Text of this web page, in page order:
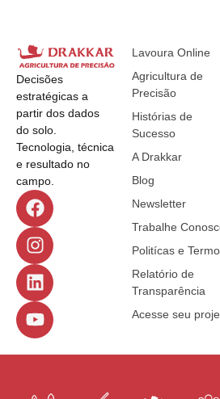
Decisões
estratégicas a
partir dos dados
do solo.
Tecnologia, técnica
e resultado no
campo.
Lavoura Online
Agricultura de
Precisão
Histórias de
Sucesso
A Drakkar
Blog
Newsletter
Trabalhe
Politícas e
Relatório de
Transparência
Acesse seu